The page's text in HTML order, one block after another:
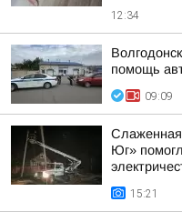
12:34
помощь
09:09
Слаженная
Юг»
15:21